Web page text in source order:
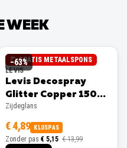
WEEK
−63%
GRATIS METAALSPONS
LEVIS
Levis Decospray
Glitter Copper 150ml
Zijdeglans
Zijdeglans
€ 4,89 KLUSPAS
Zonder pas € 5,15 € 13,99